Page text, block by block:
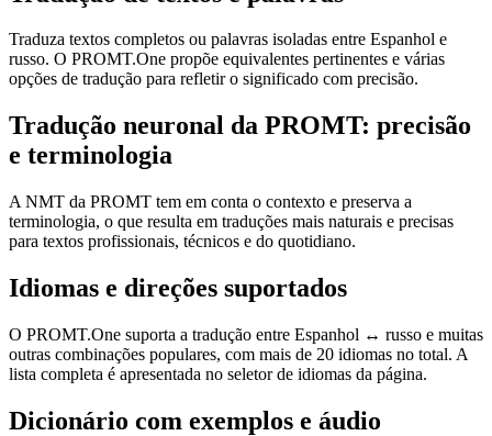
Traduza textos completos ou palavras isoladas entre Espanhol e
russo. O PROMT.One propõe equivalentes pertinentes e várias
opções de tradução para refletir o significado com precisão.
Tradução neuronal da PROMT: precisão
e terminologia
A NMT da PROMT tem em conta o contexto e preserva a
terminologia, o que resulta em traduções mais naturais e precisas
para textos profissionais, técnicos e do quotidiano.
Idiomas e direções suportados
O PROMT.One suporta a tradução entre Espanhol ↔ russo e muitas
outras combinações populares, com mais de 20 idiomas no total. A
lista completa é apresentada no seletor de idiomas da página.
Dicionário com exemplos e áudio